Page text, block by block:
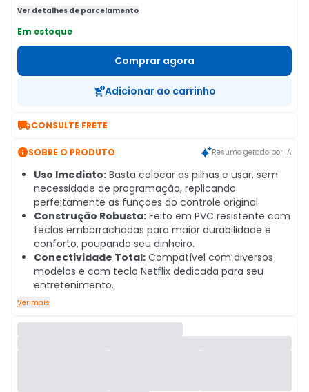
Ver detalhes de parcelamento
Em estoque
Comprar agora
Adicionar ao carrinho
CONSULTE FRETE
SOBRE O PRODUTO Resumo gerado por IA
Uso Imediato: Basta colocar as pilhas e usar, sem
necessidade de programação, replicando
perfeitamente as funções do controle original.
Construção Robusta: Feito em PVC resistente com
teclas emborrachadas para maior durabilidade e
conforto, poupando seu dinheiro.
Conectividade Total: Compatível com diversos
modelos e com tecla Netflix dedicada para seu
entretenimento.
Ver mais